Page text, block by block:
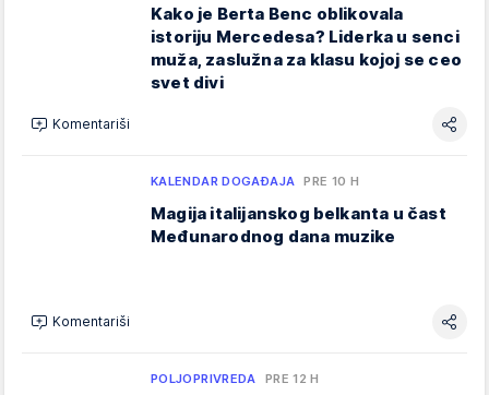
Kako je Berta Benc oblikovala
istoriju Mercedesa? Liderka u senci
muža, zaslužna za klasu kojoj se ceo
svet divi
Komentariši
KALENDAR DOGAĐAJA PRE 10 H
Magija italijanskog belkanta u čast
Međunarodnog dana muzike
Komentariši
POLJOPRIVREDA PRE 12 H